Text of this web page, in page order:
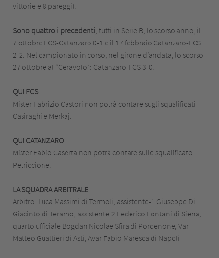
vittorie e 8 pareggi).
Sono quattro i precedenti , tutti in Serie B; lo scorso anno, il
7 ottobre FCS-Catanzaro 0-1 e il 17 febbraio Catanzaro-FCS
2-2. Nel campionato in corso, nel girone d’andata, lo scorso
27 ottobre al “Ceravolo”: Catanzaro-FCS 3-0.
QUI FCS
Mister Fabrizio Castori non potrà contare sugli squalificati
Casiraghi e Merkaj.
QUI CATANZARO
Mister Fabio Caserta non potrà contare sullo squalificato
Petriccione.
LA SQUADRA ARBITRALE
Arbitro: Luca Massimi di Termoli, assistente-1 Giuseppe Di
Giacinto di Teramo, assistente-2 Federico Fontani di Siena,
quarto ufficiale Bogdan Nicolae Sfira di Pordenone, Var
Matteo Gualtieri di Asti, Avar Fabio Maresca di Napoli